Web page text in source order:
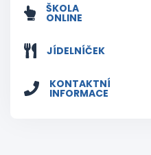
ŠKOLA
ONLINE
JÍDELNÍČEK
KONTAKTNÍ
INFORMACE